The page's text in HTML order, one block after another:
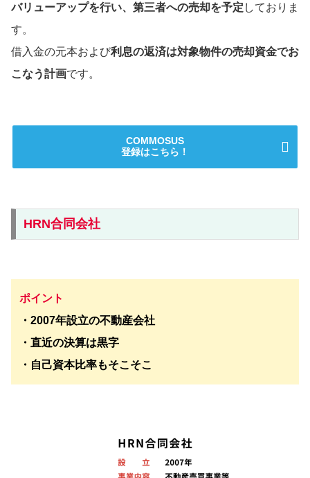
バリューアップを行い、第三者への売却を予定 しておりま
す。
借入金の元本および利息の返済は対象物件の売却資金でお
こなう計画です。
COMMOSUS
登録はこちら！
HRN合同会社
ポイント
・2007年設立の不動産会社
・直近の決算は黒字
・自己資本比率もそこそこ